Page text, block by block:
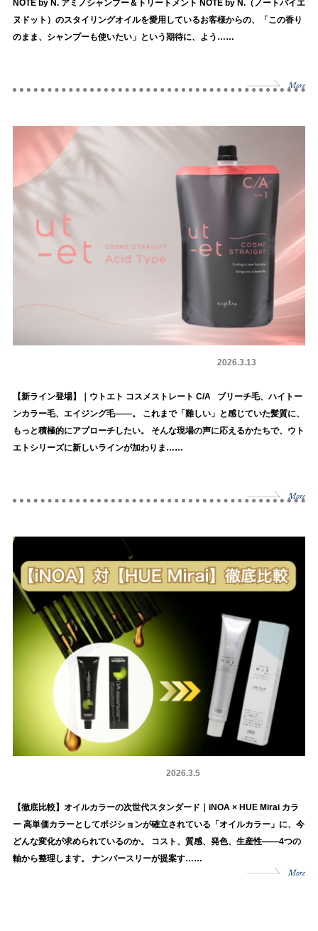
NOTE by N. アミノシャンプー＆トリートメント NOTE by N.（ノートバイエ
ヌドット）のスタイリングオイルを愛用しているお客様からの、「この香り
のまま、シャンプーも使いたい」という期待に、よう……
2026.3.13
【新ライン登場】｜ウトエト コスメストレート C/A ブリーチ毛、ハイトー
ンカラー毛、エイジング毛——。 これまで「難しい」と感じていた髪質に、
もっと積極的にアプローチしたい。 そんな現場の声に応えるかたちで、ウト
エトシリーズに新しいラインが加わりま……
2026.3.5
【徹底比較】オイルカラーの次世代スタンダード｜iNOA × HUE Mirai カラ
ー 高単価カラーとしてポジションが確立されている「オイルカラー」に、今
どんな変化が求められているのか。 コスト、質感、発色、生産性——4つの
軸から整理します。 ナンバースリーが提案す……